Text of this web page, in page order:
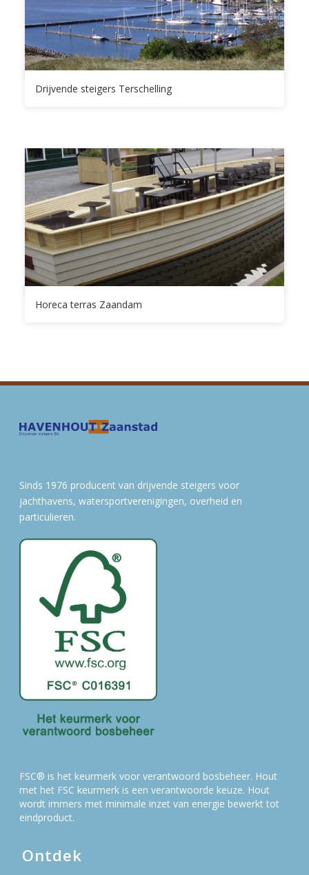
Drijvende steigers Terschelling
Horeca terras Zaandam
Sinds 1976 producent van drijvende steigers voor
jachthavens, watersportverenigingen, overheid en
particulieren.
FSC® is het keurmerk voor verantwoord bosbeheer. Hout
met het FSC keurmerk is een verantwoorde keuze. Hout
wordt immers met minimale inzet van energie bewerkt tot
eindproduct.
Ontdek